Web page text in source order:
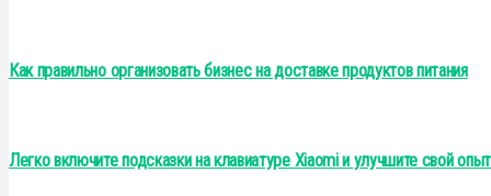
Как правильно организовать бизнес на доставке продуктов питания
Легко включите подсказки на клавиатуре Xiaomi и улучшите свой